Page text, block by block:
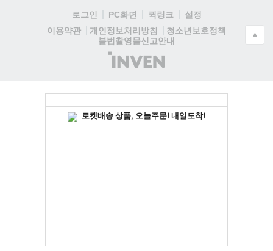
로그인 PC화면 퀵링크
설정
이용약관
개인정보처리방침
청소년보호정책
불법촬영물신고안내
(주)
인
▲